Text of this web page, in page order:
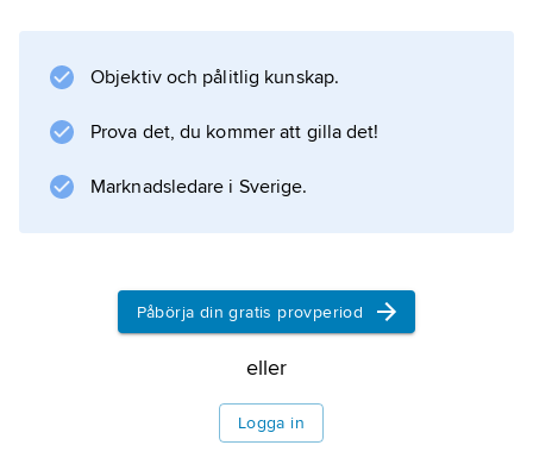
Objektiv och pålitlig kunskap.
Prova det, du kommer att gilla det!
Marknadsledare i Sverige.
Påbörja din gratis provperiod
eller
Logga in